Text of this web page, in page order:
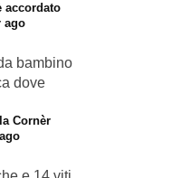
accordato
ago
bambino
dove
Cornèr